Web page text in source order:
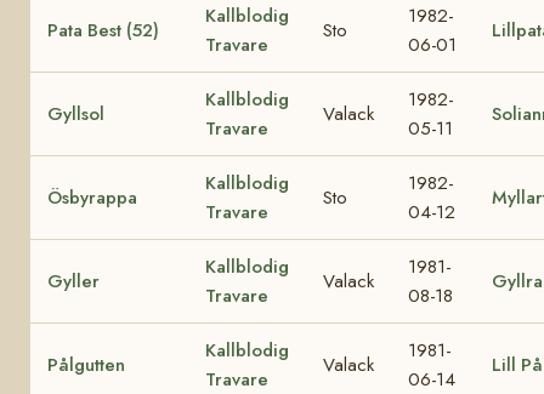
Pata Best (52)
Kallblodig
Travare
Sto
1982-
06-01
Gyllsol
Kallblodig
Travare
Valack
1982-
05-11
Ösbyrappa
Kallblodig
Travare
Sto
1982-
04-12
Gyller
Kallblodig
Travare
Valack
1981-
08-18
Gyllra
Pålgutten
Kallblodig
Travare
Valack
1981-
06-14
Lill